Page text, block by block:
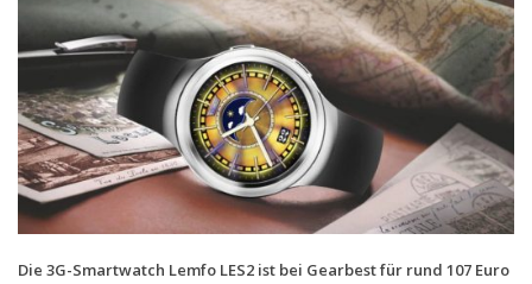
BASE
Smartphonetarife
Datentarife
o2
Smartphonetarife
Prepaid-Tarife
Datentarife
Die 3G-Smartwatch Lemfo LES2 ist bei Gearbest für rund 107 Euro